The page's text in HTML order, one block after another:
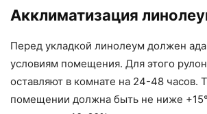
Акклиматизация
Перед укладкой линолеум должен
условиям помещения. Для этого
оставляют в комнате на 24-48 часов.
помещении должна быть не ниже